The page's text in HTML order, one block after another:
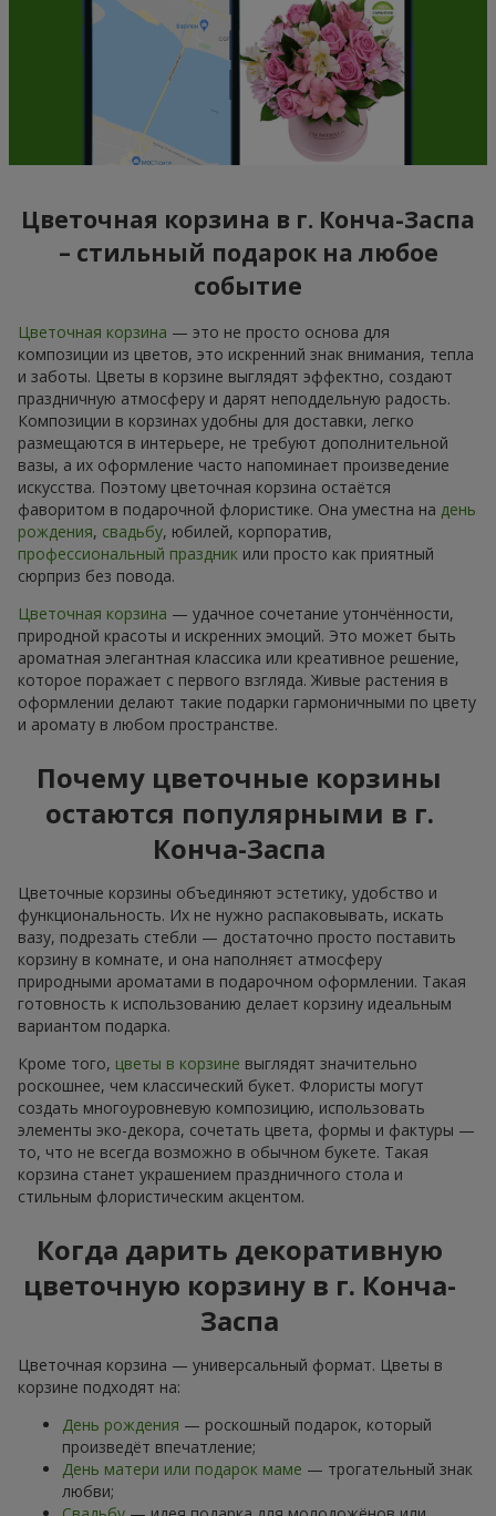
Цветочная корзина в г. Конча-Заспа
– стильный подарок на любое
событие
Цветочная корзина — это не просто основа для
композиции из цветов, это искренний знак внимания, тепла
и заботы. Цветы в корзине выглядят эффектно, создают
праздничную атмосферу и дарят неподдельную радость.
Композиции в корзинах удобны для доставки, легко
размещаются в интерьере, не требуют дополнительной
вазы, а их оформление часто напоминает произведение
искусства. Поэтому цветочная корзина остаётся
фаворитом в подарочной флористике. Она уместна на день
рождения, свадьбу, юбилей, корпоратив,
профессиональный праздник или просто как приятный
сюрприз без повода.
Цветочная корзина — удачное сочетание утончённости,
природной красоты и искренних эмоций. Это может быть
ароматная элегантная классика или креативное решение,
которое поражает с первого взгляда. Живые растения в
оформлении делают такие подарки гармоничными по цвету
и аромату в любом пространстве.
Почему цветочные корзины
остаются популярными в г.
Конча-Заспа
Цветочные корзины объединяют эстетику, удобство и
функциональность. Их не нужно распаковывать, искать
вазу, подрезать стебли — достаточно просто поставить
корзину в комнате, и она наполняєт атмосферу
природными ароматами в подарочном оформлении. Такая
готовность к использованию делает корзину идеальным
вариантом подарка.
Кроме того, цветы в корзине выглядят значительно
роскошнее, чем классический букет. Флористы могут
создать многоуровневую композицию, использовать
элементы эко-декора, сочетать цвета, формы и фактуры —
то, что не всегда возможно в обычном букете. Такая
корзина станет украшением праздничного стола и
стильным флористическим акцентом.
Когда дарить декоративную
цветочную корзину в г. Конча-
Заспа
Цветочная корзина — универсальный формат. Цветы в
корзине подходят на:
День рождения — роскошный подарок, который
произведёт впечатление;
День матери или подарок маме — трогательный знак
любви;